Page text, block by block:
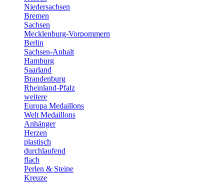
Niedersachsen
Bremen
Sachsen
Mecklenburg-Vorpommern
Berlin
Sachsen-Anhalt
Hamburg
Saarland
Brandenburg
Rheinland-Pfalz
weitere
Europa Medaillons
Welt Medaillons
Anhänger
Herzen
plastisch
durchlaufend
flach
Perlen & Steine
Kreuze